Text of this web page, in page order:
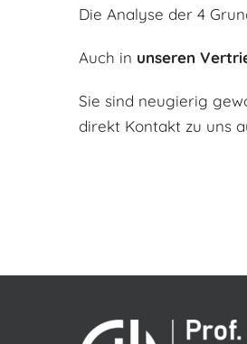
Die Analyse der 4
Auch in unseren
Sie sind neugierig
direkt Kontakt zu uns